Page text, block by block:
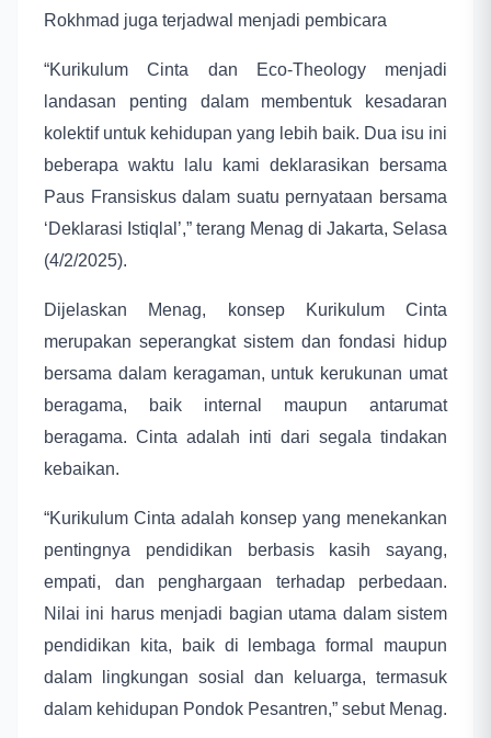
Rokhmad juga terjadwal menjadi pembicara
“Kurikulum Cinta dan Eco-Theology menjadi
landasan penting dalam membentuk kesadaran
kolektif untuk kehidupan yang lebih baik. Dua isu ini
beberapa waktu lalu kami deklarasikan bersama
Paus Fransiskus dalam suatu pernyataan bersama
‘Deklarasi Istiqlal’,” terang Menag di Jakarta, Selasa
(4/2/2025).
Dijelaskan Menag, konsep Kurikulum Cinta
merupakan seperangkat sistem dan fondasi hidup
bersama dalam keragaman, untuk kerukunan umat
beragama, baik internal maupun antarumat
beragama. Cinta adalah inti dari segala tindakan
kebaikan.
“Kurikulum Cinta adalah konsep yang menekankan
pentingnya pendidikan berbasis kasih sayang,
empati, dan penghargaan terhadap perbedaan.
Nilai ini harus menjadi bagian utama dalam sistem
pendidikan kita, baik di lembaga formal maupun
dalam lingkungan sosial dan keluarga, termasuk
dalam kehidupan Pondok Pesantren,” sebut Menag.